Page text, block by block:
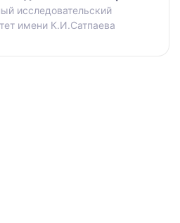
исследовательский
имени К.И.Сатпаева